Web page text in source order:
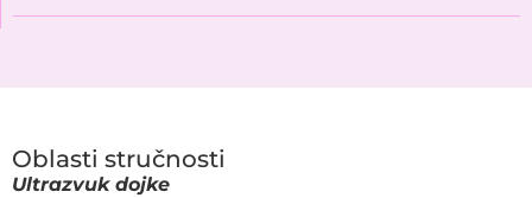
Oblasti stručnosti
Ultrazvuk dojke